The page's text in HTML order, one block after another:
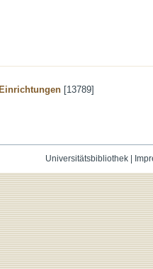
[13789]
Universitätsbibliothek|